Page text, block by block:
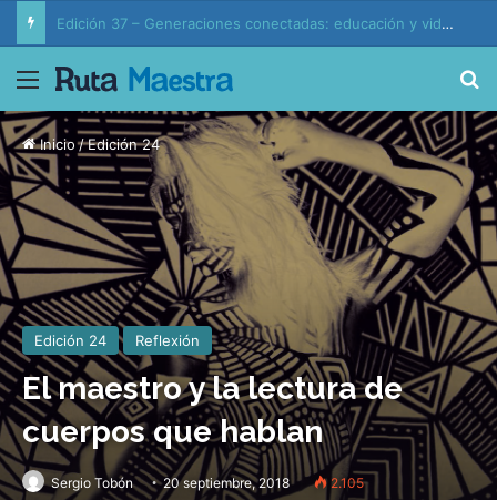
Edición 37 – Generaciones conectadas: educación y vida en la era de la IA
Menú
Inicio /Edición 24
Edición 24 Reflexión
El maestro y la lectura de
cuerpos que hablan
Sergio Tobón 20 septiembre, 2018 2.105